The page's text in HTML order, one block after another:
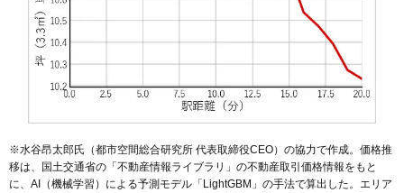
※水谷昂太郎氏（都市空間総合研究所 代表取締役CEO）の協力で作成。価格推
移は、国土交通省の「不動産情報ライブラリ 」の不動産取引価格情報をもと
に、AI（機械学習）による予測モデル「LightGBM」の手法で算出した。エリア